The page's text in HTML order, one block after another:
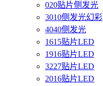
020贴片侧发光
3010侧发光幻彩
4040侧发光
1615贴片LED
1916贴片LED
3227贴片LED
2016贴片LED